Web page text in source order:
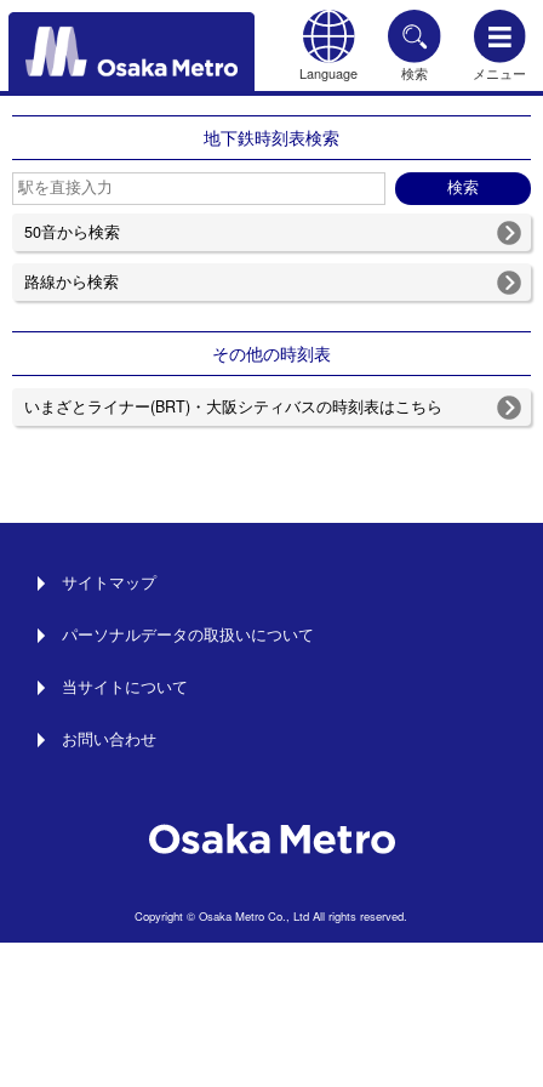
Language 検索 メニュー
もどる
地下鉄時刻表検索
50音から検索
路線から検索
その他の時刻表
いまざとライナー(BRT)・大阪シティバスの時刻表はこちら
サイトマップ
パーソナルデータの取扱いについて
当サイトについて
お問い合わせ
Copyright © Osaka Metro Co., Ltd All rights reserved.